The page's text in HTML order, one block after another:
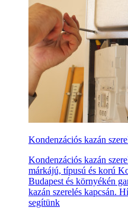
Kondenzációs kazán
Kondenzációs kazán
márkájú, típusú és korú
Budapest és környékén
kazán szerelés kapcsán.
segítünk